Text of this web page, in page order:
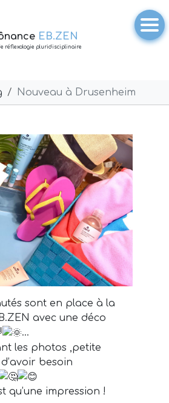
EB.ZEN
réflexologie pluridisciplinaire
Nouveau à Drusenheim
sont en place à la
avec une déco
…
les photos ,petite
besoin
qu’une impression !